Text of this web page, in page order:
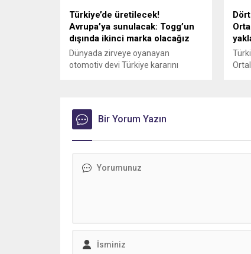
Türkiye’de üretilecek!
Avrupa’ya sunulacak: Togg’un
dışında ikinci marka olacağız
Dünyada zirveye oyanayan
otomotiv devi Türkiye kararını
itibaren elektrikli otomobil üretimine
başlayacak.Bir Yorum Yazın